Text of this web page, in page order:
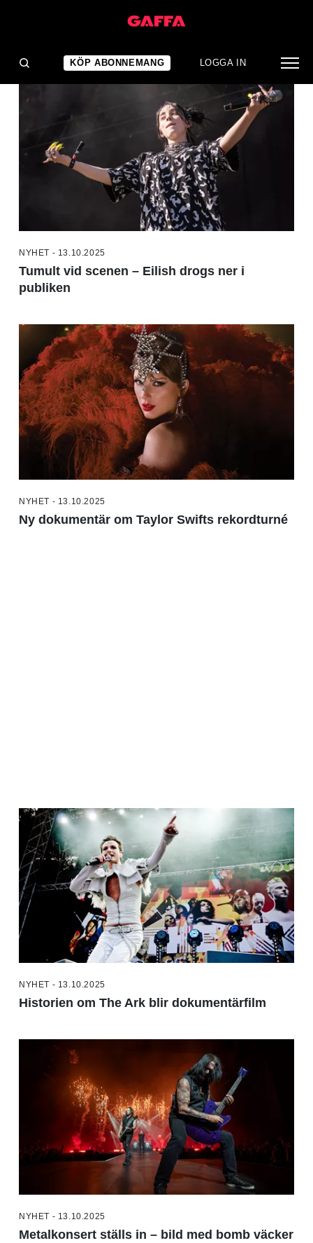
KÖP ABONNEMANG LOGGA IN
NYHET - 13.10.2025
Tumult vid scenen – Eilish drogs ner i
publiken
NYHET - 13.10.2025
Ny dokumentär om Taylor Swifts rekordturné
NYHET - 13.10.2025
Historien om The Ark blir dokumentärfilm
NYHET - 13.10.2025
Metalkonsert ställs in – bild med bomb väcker